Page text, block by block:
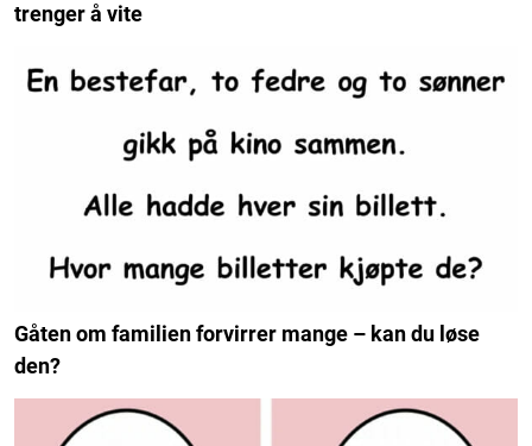
trenger å vite
Gåten om familien forvirrer mange – kan du løse
den?